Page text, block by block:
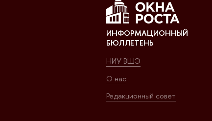
ИНФОРМАЦИОННЫЙ
БЮЛЛЕТЕНЬ
НИУ ВШЭ
О нас
Редакционный совет